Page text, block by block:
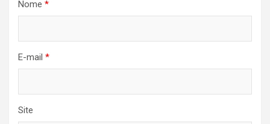
Nome *
E-mail *
Site